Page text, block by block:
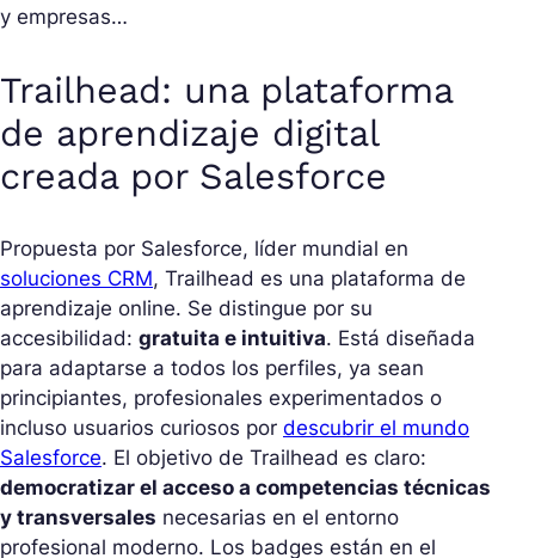
y empresas…
Trailhead: una plataforma
de aprendizaje digital
creada por Salesforce
Propuesta por Salesforce, líder mundial en
soluciones CRM, Trailhead es una plataforma de
aprendizaje online. Se distingue por su
accesibilidad: gratuita e intuitiva. Está diseñada
para adaptarse a todos los perfiles, ya sean
principiantes, profesionales experimentados o
incluso usuarios curiosos por descubrir el mundo
Salesforce. El objetivo de Trailhead es claro:
democratizar el acceso a competencias técnicas
y transversales necesarias en el entorno
profesional moderno. Los badges están en el